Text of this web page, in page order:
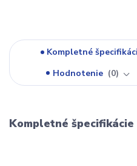
Kompletné
Hodnotenie
0
Kompletné špecifikácie